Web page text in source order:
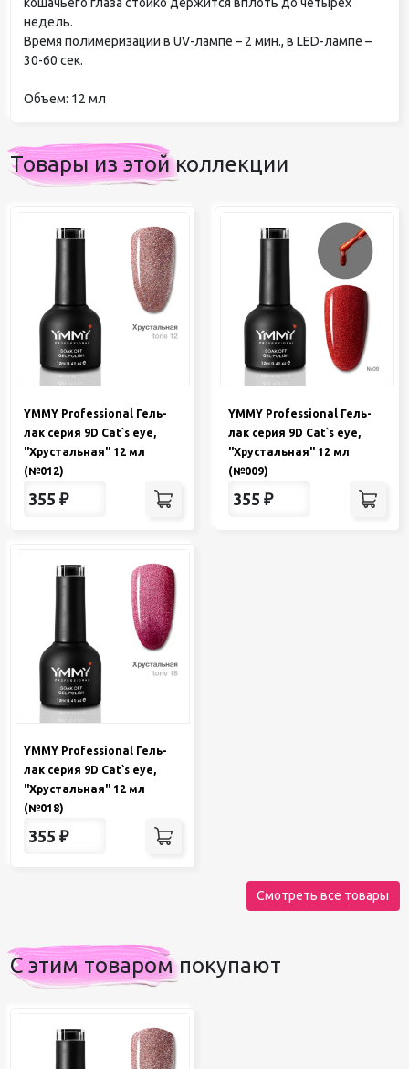
недель.
Время полимеризации в UV-лампе – 2 мин., в LED-лампе –
30-60 сек.
Объем: 12 мл
Товары из этой коллекции
YMMY Professional Гель-
лак серия 9D Cat`s eye,
"Хрустальная" 12 мл
(№012)
355 ₽
YMMY Professional Гель-
лак серия 9D Cat`s eye,
"Хрустальная" 12 мл
(№009)
355 ₽
YMMY Professional Гель-
лак серия 9D Cat`s eye,
"Хрустальная" 12 мл
(№018)
355 ₽
Смотреть все товары
С этим товаром покупают